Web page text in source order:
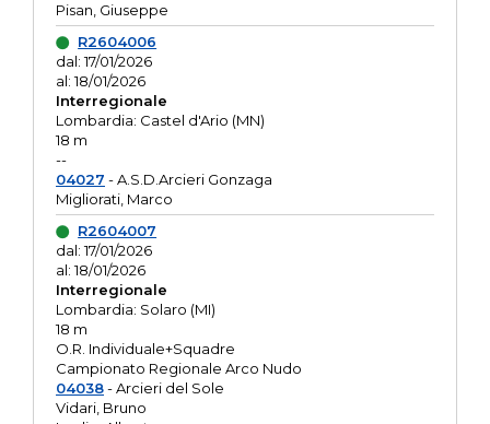
Pisan, Giuseppe
R2604006
dal: 17/01/2026
al: 18/01/2026
Interregionale
Lombardia: Castel d'Ario (MN)
18 m
--
04027 - A.S.D.Arcieri Gonzaga
Migliorati, Marco
R2604007
dal: 17/01/2026
al: 18/01/2026
Interregionale
Lombardia: Solaro (MI)
18 m
O.R. Individuale+Squadre
Campionato Regionale Arco Nudo
04038- Arcieri del Sole
Vidari, Bruno